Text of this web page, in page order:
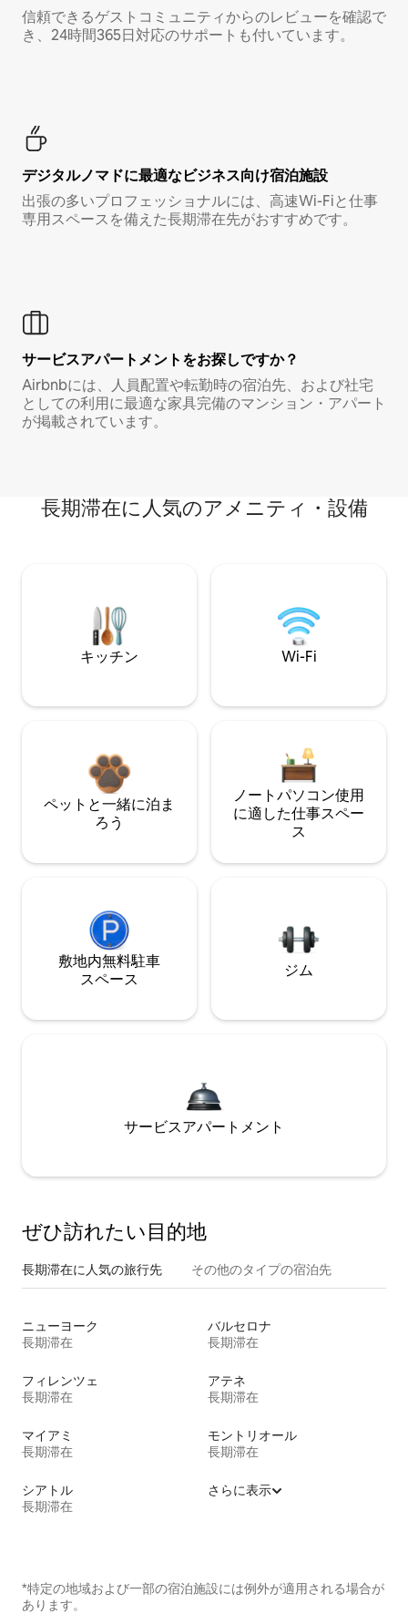
信頼できるゲストコミュニティからのレビューを確認で
き、24時間365日対応のサポートも付いています。
デジタルノマド⁠に最⁠適⁠なビ⁠ジ⁠ネ⁠ス⁠向⁠け宿⁠泊⁠施⁠設
出張の多いプロフェッショナルには、高速Wi-Fiと仕事
専用スペースを備えた長期滞在先がおすすめです。
サービスアパートメントをお探しですか？
Airbnbには、人員配置や転勤時の宿泊先、および社宅
としての利用に最適な家具完備のマンション・アパート
が掲載されています。
長期滞在に人気のアメニティ・設備
キッチン Wi-Fi
ペットと一緒に泊ま
ろう
ノートパソコン使用
に適した仕事スペー
ス
敷地内無料駐⁠車
ス⁠ペ⁠ー⁠ス
ジム
サービスアパートメント
ぜひ訪⁠れ⁠た⁠い目⁠的⁠地
長期滞在に人気の旅行先 その他のタ⁠イ⁠プ⁠の宿⁠泊⁠先
ニューヨーク
長期滞在
バルセロナ
長期滞在
フィレンツェ
長期滞在
アテネ
長期滞在
マイアミ
長期滞在
モントリオール
長期滞在
シアトル
長期滞在
さらに表示
*特定の地域および一部の宿泊施設には例外が適用される場合が
あります。